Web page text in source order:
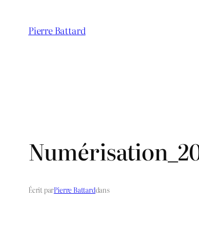
contenu
Pierre Battard
Écrit parPierre Battarddans